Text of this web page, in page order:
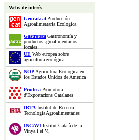
Webs de interés
Gencat.catProducción
Agroalimentaria Ecológica
Gastroteca Gastronomía y
productos agroalimentarios
locales
UE Web europea sobre
agricultura ecológica
NOPAgricultura Ecológica en
los Estados Unidos de América
Prodeca Promotora
d'Exportacions Catalanes
IRTA Institut de Recerca i
Tecnologia Agroalimentàries
INCAVI Institut Català de la
Vinya i el Vi